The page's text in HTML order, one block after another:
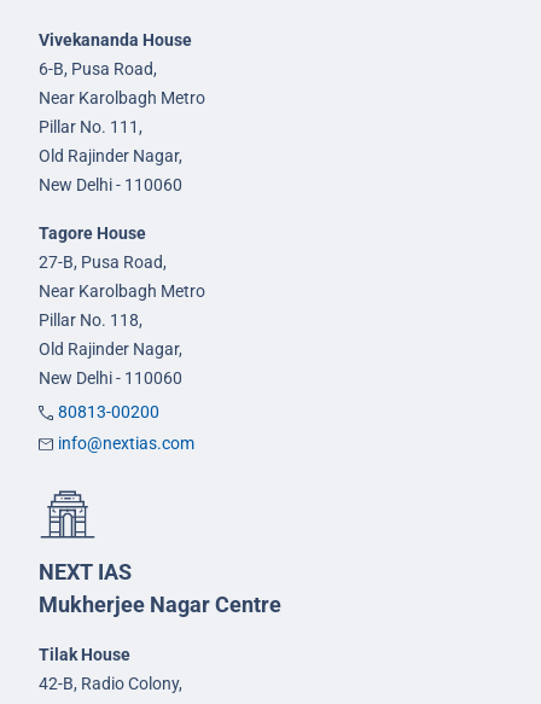
Vivekananda House
6-B, Pusa Road,
Near Karolbagh Metro
Pillar No. 111,
Old Rajinder Nagar,
New Delhi - 110060
Tagore House
27-B, Pusa Road,
Near Karolbagh Metro
Pillar No. 118,
Old Rajinder Nagar,
New Delhi - 110060
80813-00200
info@nextias.com
NEXT IAS
Mukherjee Nagar Centre
Tilak House
42-B, Radio Colony,